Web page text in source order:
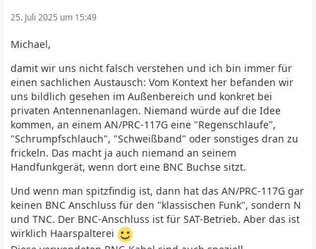
25. Juli 2025 um 15:49
Michael,
damit wir uns nicht falsch verstehen und ich bin immer für
einen sachlichen Austausch: Vom Kontext her befanden wir
uns bildlich gesehen im Außenbereich und konkret bei
privaten Antennenanlagen. Niemand würde auf die Idee
kommen, an einem AN/PRC-117G eine "Regenschlaufe",
"Schrumpfschlauch", "Schweißband" oder sonstiges dran zu
frickeln. Das macht ja auch niemand an seinem
Handfunkgerät, wenn dort eine BNC Buchse sitzt.
Und wenn man spitzfindig ist, dann hat das AN/PRC-117G gar
keinen BNC Anschluss für den "klassischen Funk", sondern N
und TNC. Der BNC-Anschluss ist für SAT-Betrieb. Aber das ist
wirklich Haarspalterei